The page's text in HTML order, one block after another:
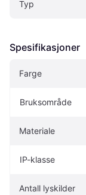
Typ
Spesifikasjoner
Farge
Bruksområde
Materiale
IP-klasse
Antall lyskilder